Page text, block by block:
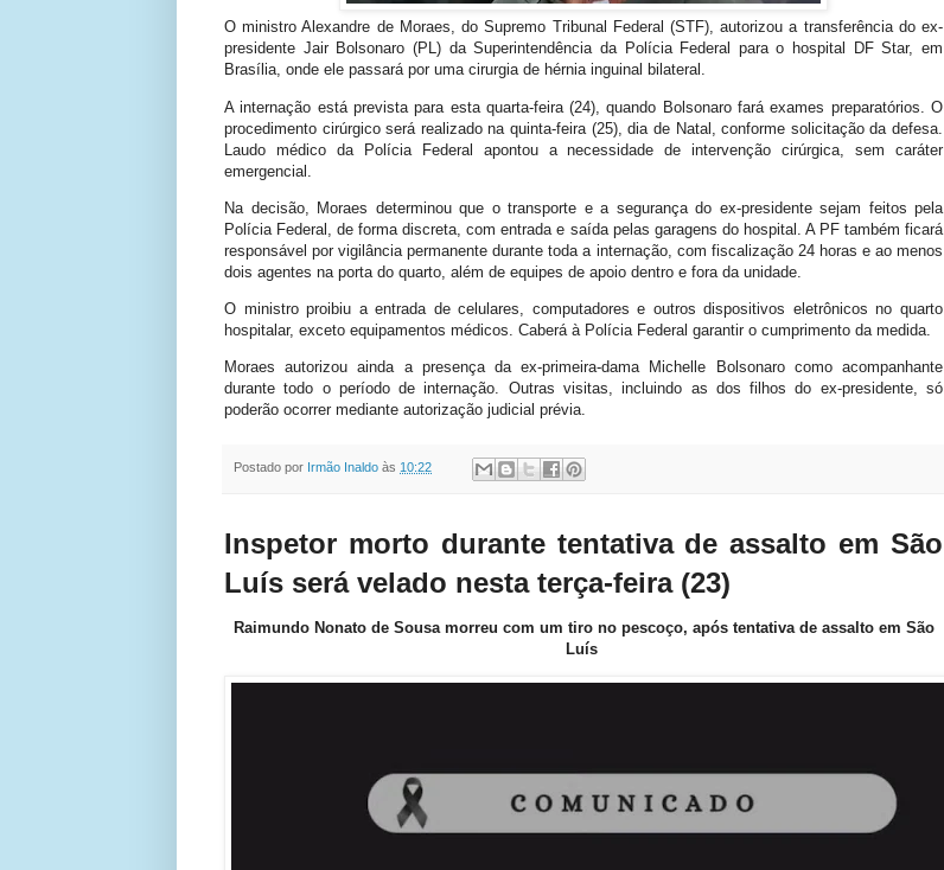
O ministro Alexandre de Moraes, do Supremo Tribunal Federal (STF), autorizou a transferência do ex-
presidente Jair Bolsonaro (PL) da Superintendência da Polícia Federal para o hospital DF Star, em
Brasília, onde ele passará por uma cirurgia de hérnia inguinal bilateral.
A internação está prevista para esta quarta-feira (24), quando Bolsonaro fará exames preparatórios. O
procedimento cirúrgico será realizado na quinta-feira (25), dia de Natal, conforme solicitação da defesa.
Laudo médico da Polícia Federal apontou a necessidade de intervenção cirúrgica, sem caráter
emergencial.
Na decisão, Moraes determinou que o transporte e a segurança do ex-presidente sejam feitos pela
Polícia Federal, de forma discreta, com entrada e saída pelas garagens do hospital. A PF também ficará
responsável por vigilância permanente durante toda a internação, com fiscalização 24 horas e ao menos
dois agentes na porta do quarto, além de equipes de apoio dentro e fora da unidade.
O ministro proibiu a entrada de celulares, computadores e outros dispositivos eletrônicos no quarto
hospitalar, exceto equipamentos médicos. Caberá à Polícia Federal garantir o cumprimento da medida.
Moraes autorizou ainda a presença da ex-primeira-dama Michelle Bolsonaro como acompanhante
durante todo o período de internação. Outras visitas, incluindo as dos filhos do ex-presidente, só
poderão ocorrer mediante autorização judicial prévia.
Postado por Irmão Inaldo às 10:22
Inspetor morto durante tentativa de assalto em São
Luís será velado nesta terça-feira (23)
Raimundo Nonato de Sousa morreu com um tiro no pescoço, após tentativa de assalto em São
Luís